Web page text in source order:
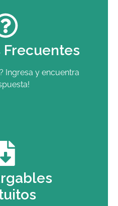
Frecuentes
Ingresa y encuentra